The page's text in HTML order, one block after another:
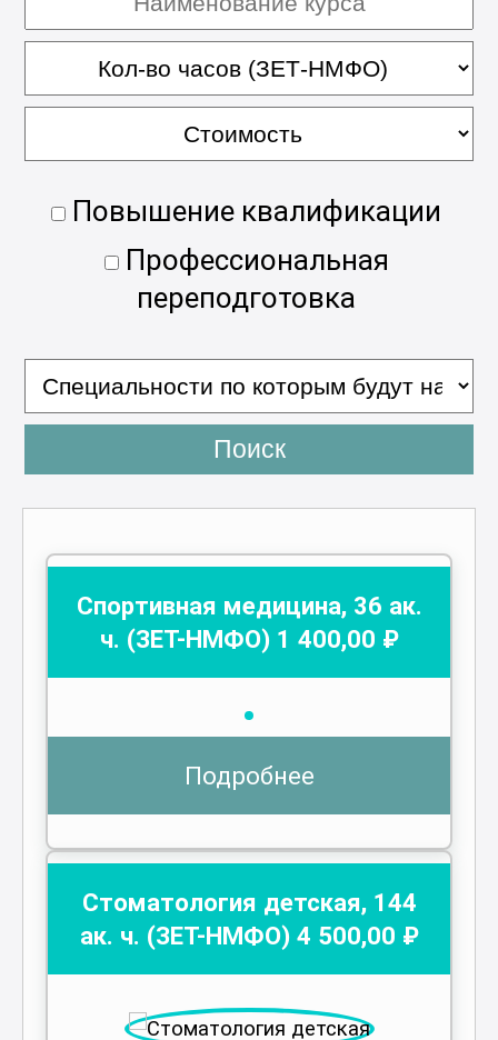
Повышение квалификации
Профессиональная
переподготовка
Поиск
Спортивная медицина, 36 ак.
ч. (ЗЕТ-НМФО) 1 400,00 ₽
Подробнее
Стоматология детская, 144
ак. ч. (ЗЕТ-НМФО) 4 500,00 ₽